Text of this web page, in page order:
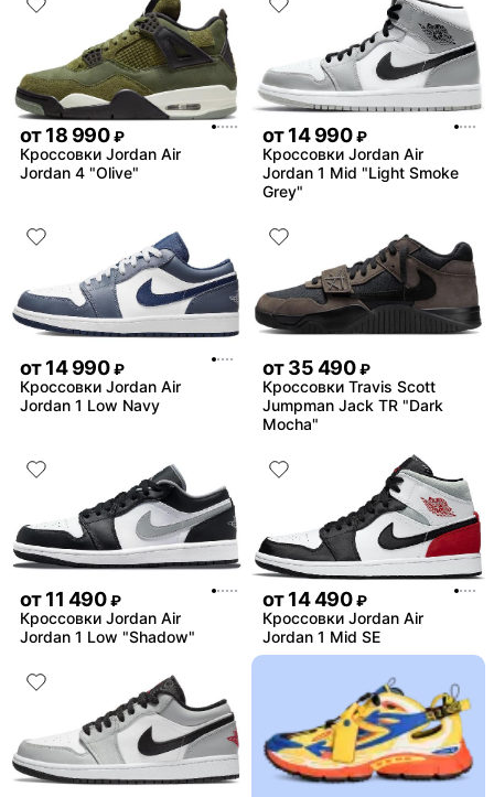
от18 990 ₽
Кроссовки Jordan Air
Jordan 4 "Olive"
от14 990 ₽
Кроссовки Jordan Air
Jordan 1 Mid "Light Smoke
Grey"
от14 990 ₽
Кроссовки Jordan Air
Jordan 1 Low Navy
от35 490 ₽
Кроссовки Travis Scott
Jumpman Jack TR "Dark
Mocha"
от11 490 ₽
Кроссовки Jordan Air
Jordan 1 Low "Shadow"
от14 490 ₽
Кроссовки Jordan Air
Jordan 1 Mid SE